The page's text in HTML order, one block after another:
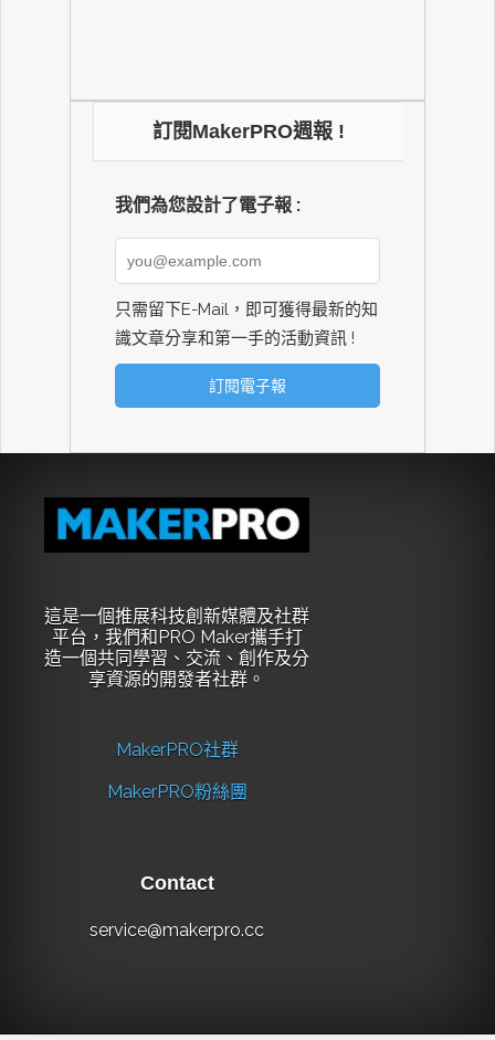
訂閱MakerPRO週報 !
我們為您設計了電子報 :
只需留下E-Mail，即可獲得最新的知
識文章分享和第一手的活動資訊 !
這是一個推展科技創新媒體及社群
平台，我們和PRO Maker攜手打
造一個共同學習、交流、創作及分
享資源的開發者社群。
MakerPRO社群
MakerPRO粉絲團
Contact
service@makerpro.cc